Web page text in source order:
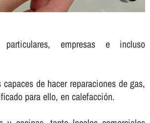
empresas e incluso
de hacer reparaciones de gas,
para ello, en calefacción.